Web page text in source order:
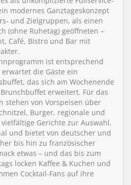
modernes Ganztageskonzept
und Zielgruppen, als einen
(ohne Ruhetag) geöffneten –
Café, Bistro und Bar mit
ist entsprechend
die Gäste ein
das sich am Wochenende
erweitert. Für das
stehen von Vorspeisen über
Burger, regionale und
Gerichte zur Auswahl.
und bietet von deutscher und
bis hin zu französischer
etwas – und das bis zum
locken Kaffee & Kuchen und
Cocktail-Fans auf ihre